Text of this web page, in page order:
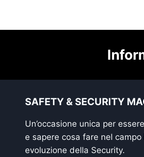
SAFETY & SECURITY
Un’occasione unica per
e sapere cosa fare nel
evoluzione della Security.